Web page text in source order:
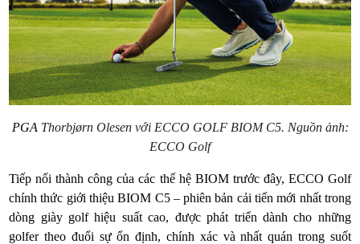
PGA Thorbjørn Olesen với ECCO GOLF BIOM C5. Nguồn ảnh:
ECCO Golf
Tiếp nối thành công của các thế hệ BIOM trước đây, ECCO Golf
chính thức giới thiệu BIOM C5 – phiên bản cải tiến mới nhất trong
dòng giày golf hiệu suất cao, được phát triển dành cho những
golfer theo đuổi sự ổn định, chính xác và nhất quán trong suốt